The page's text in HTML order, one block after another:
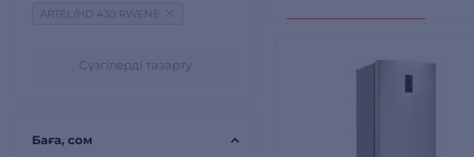
ARTEL/HD 430 RWENЕ
Сүзгілерді тазарту
Баға, сом